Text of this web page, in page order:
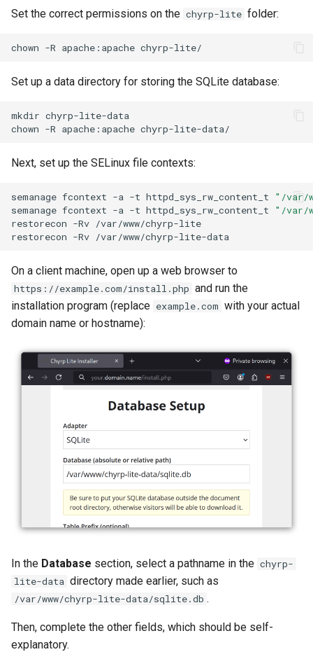
Set the correct permissions on the chyrp-lite folder:
chown -R apache:apache
Set up a data directory for storing the SQLite database:
mkdir chyrp-lite-data
chown -R apache:apache
Next, set up the SELinux file contexts:
semanage fcontext -a -t httpd_sys_rw_content_t
"/var/
semanage fcontext -a -t httpd_sys_rw_content_t
"/var/
restorecon -Rv /var/www/chyrp-lite
restorecon -Rv
On a client machine, open up a web browser to
https://example.com/install.php and run the
installation program (replace example.com with your actual
domain name or hostname):
In the Database section, select a pathname in the chyrp-
lite-data directory made earlier, such as
/var/www/chyrp-lite-data/sqlite.db .
Then, complete the other fields, which should be self-
explanatory.